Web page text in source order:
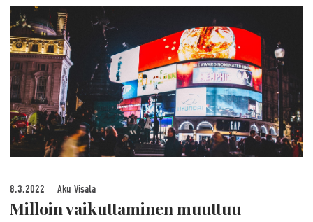
8.3.2022 Aku Visala
Milloin vaikuttaminen muuttuu